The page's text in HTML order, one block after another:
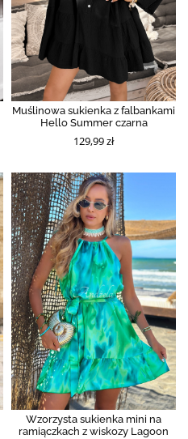
Muślinowa sukienka z falbankami
Hello Summer czarna
129,99 zł
Wzorzysta sukienka mini na
ramiączkach z wiskozy Lagoon